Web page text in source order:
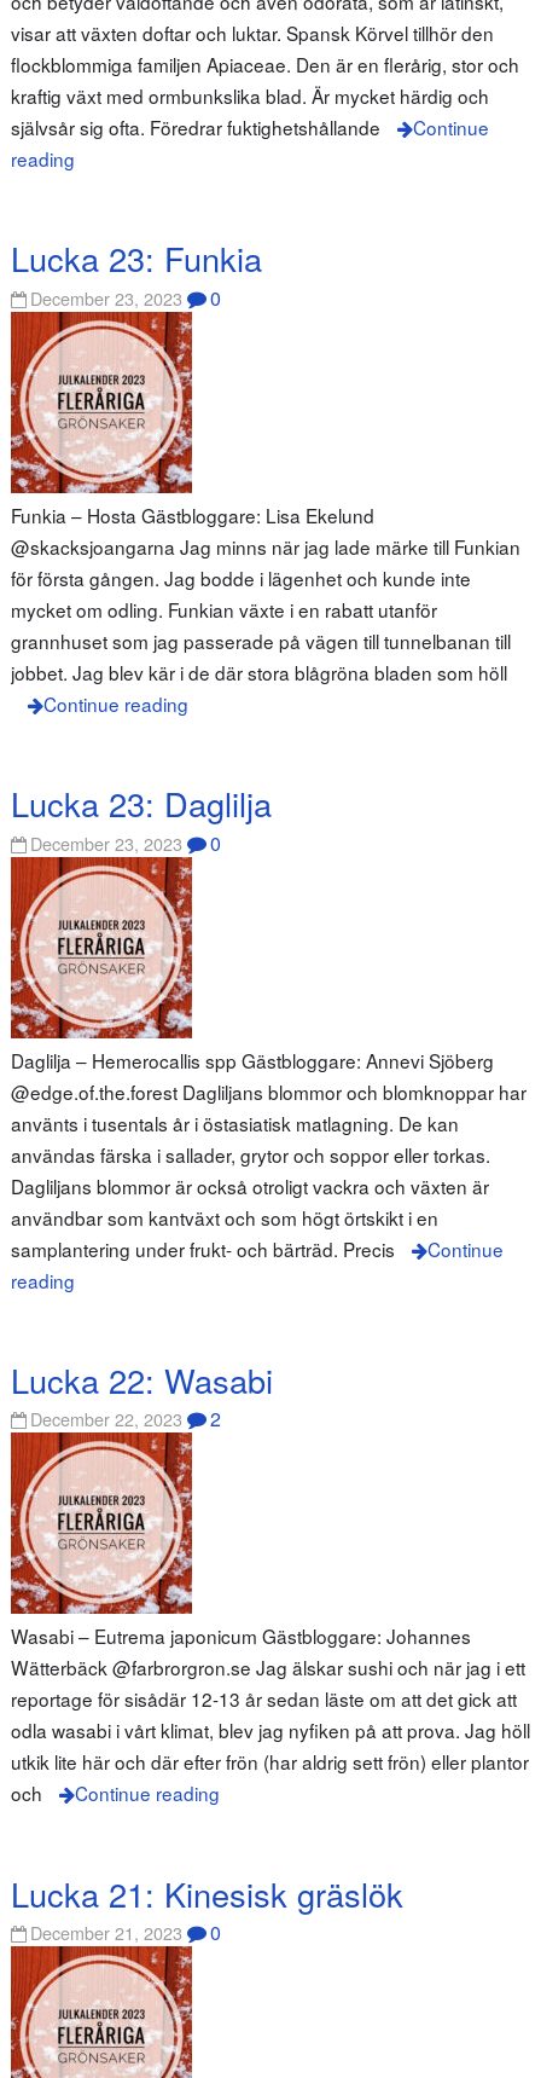
visar att växten doftar och luktar. Spansk Körvel tillhör den
flockblommiga familjen Apiaceae. Den är en flerårig, stor och
kraftig växt med ormbunkslika blad. Är mycket härdig och
självsår sig ofta. Föredrar fuktighetshållande
Continue
reading
Lucka 23: Funkia
December 23, 2023 0
Funkia – Hosta Gästbloggare: Lisa Ekelund
@skacksjoangarna Jag minns när jag lade märke till Funkian
för första gången. Jag bodde i lägenhet och kunde inte
mycket om odling. Funkian växte i en rabatt utanför
grannhuset som jag passerade på vägen till tunnelbanan till
jobbet. Jag blev kär i de där stora blågröna bladen som höll
Continue reading
Lucka 23: Daglilja
December 23, 2023 0
Daglilja – Hemerocallis spp Gästbloggare: Annevi Sjöberg
@edge.of.the.forest Dagliljans blommor och blomknoppar har
använts i tusentals år i östasiatisk matlagning. De kan
användas färska i sallader, grytor och soppor eller torkas.
Dagliljans blommor är också otroligt vackra och växten är
användbar som kantväxt och som högt örtskikt i en
samplantering under frukt- och bärträd. Precis
Continue
reading
Lucka 22: Wasabi
December 22, 2023 2
Wasabi – Eutrema japonicum Gästbloggare: Johannes
Wätterbäck @farbrorgron.se Jag älskar sushi och när jag i ett
reportage för sisådär 12-13 år sedan läste om att det gick att
odla wasabi i vårt klimat, blev jag nyfiken på att prova. Jag höll
utkik lite här och där efter frön (har aldrig sett frön) eller plantor
och
Continue reading
Lucka 21: Kinesisk gräslök
December 21, 2023 0